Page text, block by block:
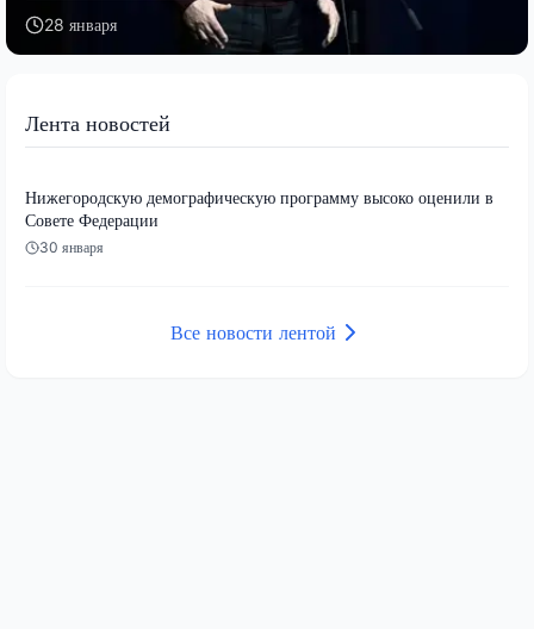
28 января
Лента новостей
Нижегородскую демографическую программу высоко оценили в
Совете Федерации
30 января
Все новости лентой